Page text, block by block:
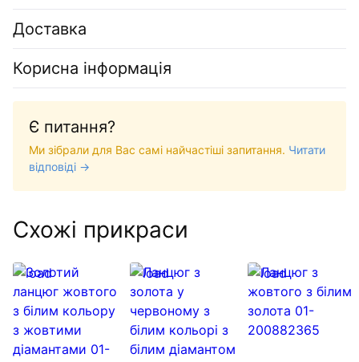
Доставка
Корисна інформація
Є питання?
Ми зібрали для Вас самі найчастіші запитання. Читати
відповіді →
Схожі прикраси